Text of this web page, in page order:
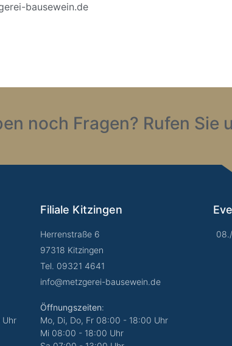
bausewein.de
noch Fragen? Rufen
Uhr
Filiale Kitzingen
Herrenstraße 6
97318 Kitzingen
Tel. 09321 4641
info@metzgerei-bausewein.de
Öffnungszeiten:
Mo, Di, Do, Fr 08:00 - 18:00 Uhr
Mi 08:00 - 18:00 Uhr